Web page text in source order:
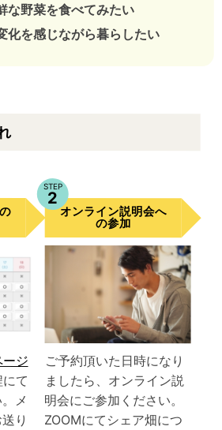
な野菜を食べてみたい
化を感じながら暮らしたい
ジ
て
メ
り
STEP
2
オンライン説明会へ
の参加
ご予約頂いた日時になり
ましたら、オンライン説
明会にご参加ください。
ZOOMにてシェア畑につ